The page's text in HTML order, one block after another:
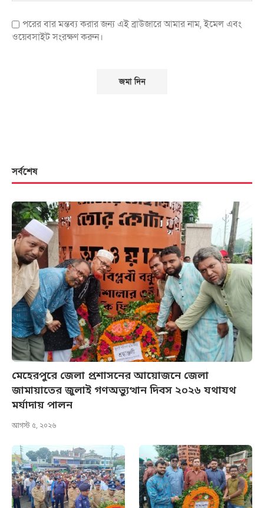
পরের বার মন্তব্য করার জন্য এই ব্রাউজারে আমার নাম, ইমেল এবং
ওয়েবসাইট সংরক্ষণ করুন।
সর্বশেষ
মেহেরপুরে জেলা প্রশাসনের আয়োজনে জেলা
জামায়াতের জুলাই গণঅভ্যুত্থান দিবস ২০২৬ যথাযথ
মর্যাদায় পালন
আগস্ট ৫, ২০২৬